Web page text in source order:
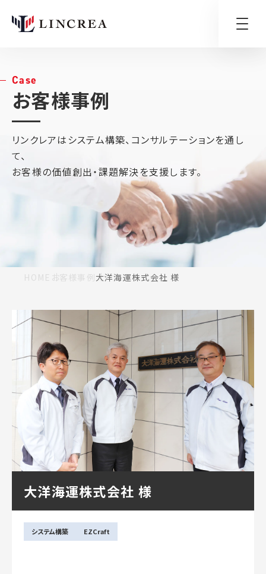
Case
お客様事例
リンクレアはシステム構築、コンサルテーションを通し
て、
お客様の価値創出・課題解決を支援します。
HOME お客様事例大洋海運株式会社 様
大洋海運株式会社 様
システム構築 EZCraft